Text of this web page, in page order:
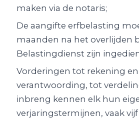
maken via de notaris;
De aangifte erfbelasting
maanden na het overlijden
Belastingdienst zijn
Vorderingen tot rekening en
verantwoording, tot
inbreng kennen elk hun
verjaringstermijnen, vaak